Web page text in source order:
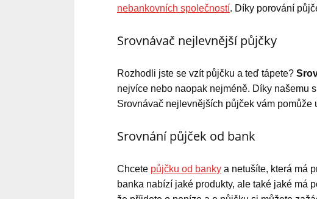
nebankovních společností. Díky porování
Srovnávač nejlevnější půjčky
Rozhodli jste se vzít půjčku a teď tápete?
nejvíce nebo naopak nejméně. Díky našemu
Srovnávač nejlevnějších půjček vám pomůže
Srovnání půjček od bank
Chcete půjčku od banky a netušíte, která má
banka nabízí jaké produkty, ale také jaké má